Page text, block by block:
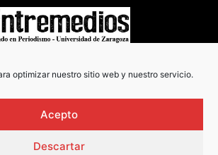
optimizar nuestro sitio web y nuestro servicio.
Acepto
Descartar